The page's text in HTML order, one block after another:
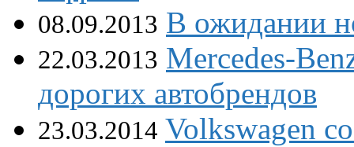
08.09.2013 В ожидании
22.03.2013 Mercedes-
дорогих автобрендов
23.03.2014 Volkswagen